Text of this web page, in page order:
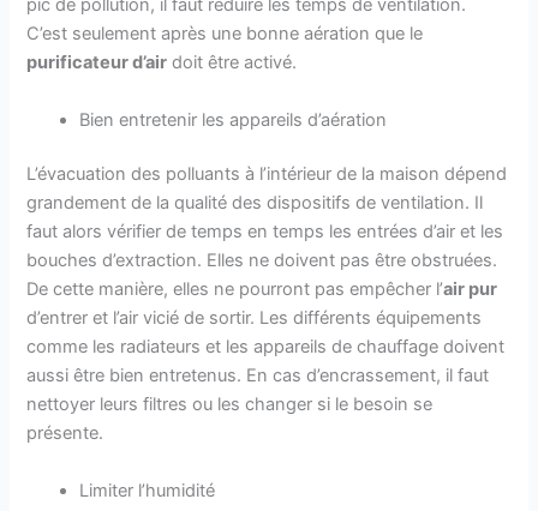
pic de pollution, il faut réduire les temps de ventilation.
C’est seulement après une bonne aération que le
purificateur d’air doit être activé.
Bien entretenir les appareils d’aération
L’évacuation des polluants à l’intérieur de la maison dépend
grandement de la qualité des dispositifs de ventilation. Il
faut alors vérifier de temps en temps les entrées d’air et les
bouches d’extraction. Elles ne doivent pas être obstruées.
De cette manière, elles ne pourront pas empêcher l’air pur
d’entrer et l’air vicié de sortir. Les différents équipements
comme les radiateurs et les appareils de chauffage doivent
aussi être bien entretenus. En cas d’encrassement, il faut
nettoyer leurs filtres ou les changer si le besoin se
présente.
Limiter l’humidité